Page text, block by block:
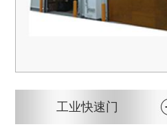
工业快速门